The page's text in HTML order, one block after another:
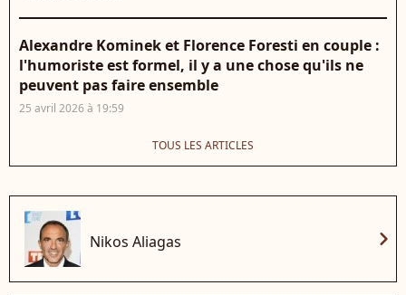
Alexandre Kominek et Florence Foresti en couple :
l'humoriste est formel, il y a une chose qu'ils ne
peuvent pas faire ensemble
25 avril 2026 à 19:59
TOUS LES ARTICLES
Nikos Aliagas chevron_right